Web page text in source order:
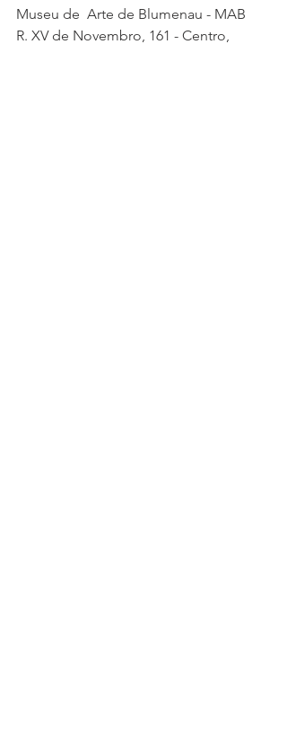
Museu de  Arte de Blumenau - MAB
R. XV de Novembro, 161 - Centro,